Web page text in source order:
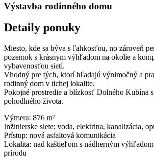
Výstavba rodinného domu
Detaily ponuky
Miesto, kde sa býva s ľahkosťou, no zároveň
pozemok s krásnym výhľadom na okolie a
vybavenosťou sietí.
Vhodný pre tých, ktorí hľadajú výnimočný a
rodinný dom v tichej lokalite.
Pokojné prostredie a blízkosť Dolného Kubína
pohodlného života.
Výmera: 876 m²
Inžinierske siete: voda, elektrina, kanalizácia,
Prístup: nová asfaltová komunikácia
Lokalita: nad kaštieľom s nádherným
prírodu